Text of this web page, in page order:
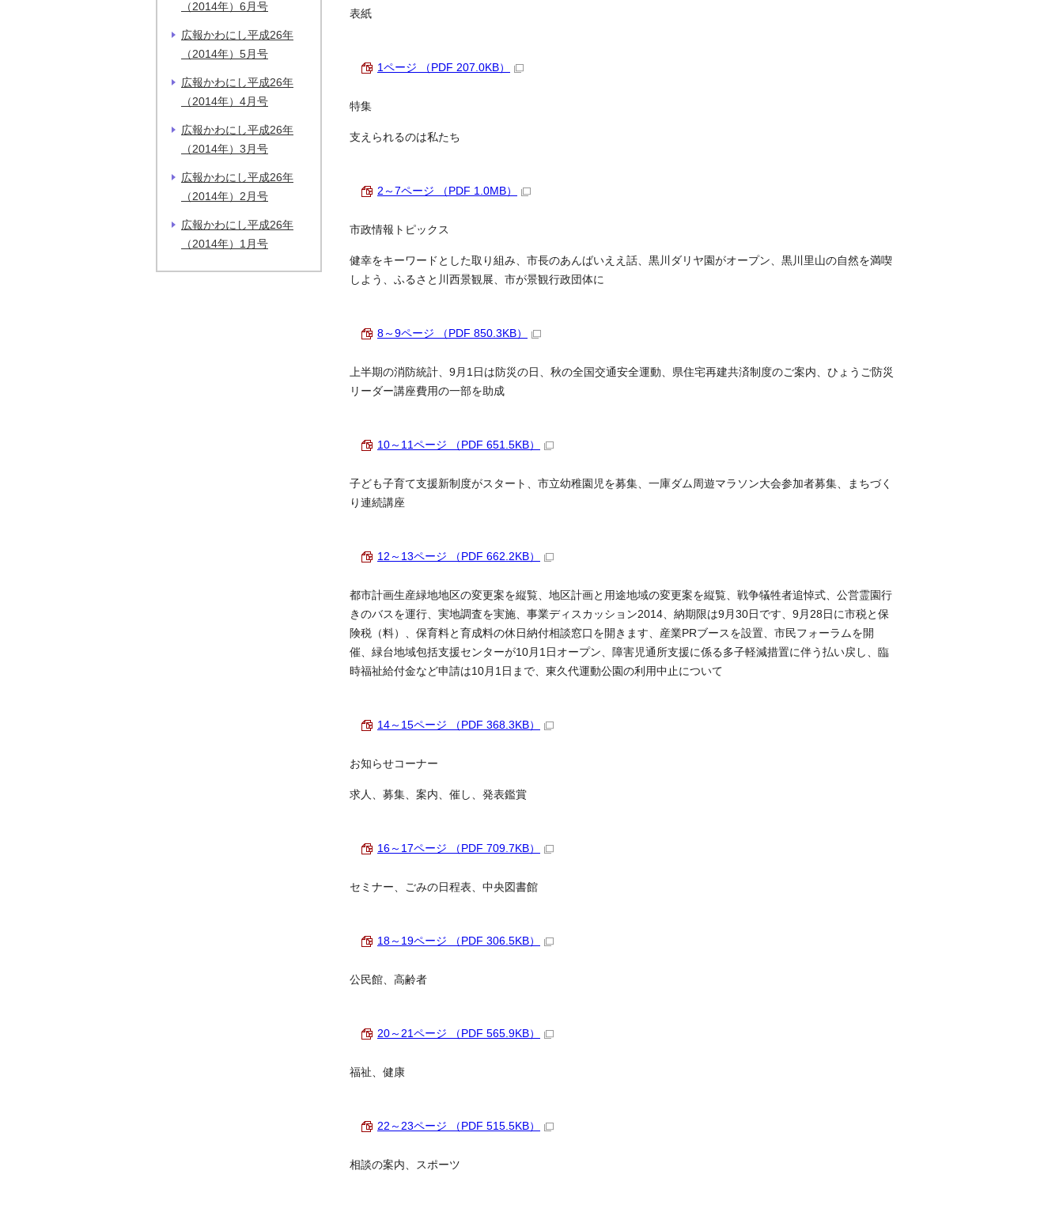
表紙
1ページ （PDF 207.0KB）
特集
支えられるのは私たち
2～7ページ （PDF 1.0MB）
市政情報トピックス
健幸をキーワードとした取り組み、市長のあんばいええ話、黒川ダリヤ園がオープン、黒川里山の自然を満喫
しよう、ふるさと川西景観展、市が景観行政団体に
8～9ページ （PDF 850.3KB）
上半期の消防統計、9月1日は防災の日、秋の全国交通安全運動、県住宅再建共済制度のご案内、ひょうご防災
リーダー講座費用の一部を助成
10～11ページ （PDF 651.5KB）
子ども子育て支援新制度がスタート、市立幼稚園児を募集、一庫ダム周遊マラソン大会参加者募集、まちづく
り連続講座
12～13ページ （PDF 662.2KB）
都市計画生産緑地地区の変更案を縦覧、地区計画と用途地域の変更案を縦覧、戦争犠牲者追悼式、公営霊園行
きのバスを運行、実地調査を実施、事業ディスカッション2014、納期限は9月30日です、9月28日に市税と保
険税（料）、保育料と育成料の休日納付相談窓口を開きます、産業PRブースを設置、市民フォーラムを開
催、緑台地域包括支援センターが10月1日オープン、障害児通所支援に係る多子軽減措置に伴う払い戻し、臨
時福祉給付金など申請は10月1日まで、東久代運動公園の利用中止について
14～15ページ （PDF 368.3KB）
お知らせコーナー
求人、募集、案内、催し、発表鑑賞
16～17ページ （PDF 709.7KB）
セミナー、ごみの日程表、中央図書館
18～19ページ （PDF 306.5KB）
公民館、高齢者
20～21ページ （PDF 565.9KB）
福祉、健康
22～23ページ （PDF 515.5KB）
相談の案内、スポーツ
（2014年）6月号
広報かわにし平成26年
（2014年）5月号
広報かわにし平成26年
（2014年）4月号
広報かわにし平成26年
（2014年）3月号
広報かわにし平成26年
（2014年）2月号
広報かわにし平成26年
（2014年）1月号